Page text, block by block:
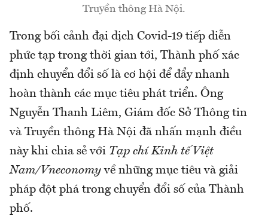
Truyền thông Hà Nội.
Trong bối cảnh đại dịch Covid-19 tiếp diễn
phức tạp trong thời gian tới, Thành phố xác
định chuyển đổi số là cơ hội để đẩy nhanh
hoàn thành các mục tiêu phát triển. Ông
Nguyễn Thanh Liêm, Giám đốc Sở Thông tin
và Truyền thông Hà Nội đã nhấn mạnh điều
này khi chia sẻ với Tạp chí Kinh tế Việt
Nam/Vneconomy về những mục tiêu và giải
pháp đột phá trong chuyển đổi số của Thành
phố.